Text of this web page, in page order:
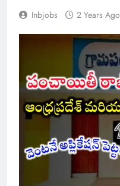
Inbjobs 2 Years Ago